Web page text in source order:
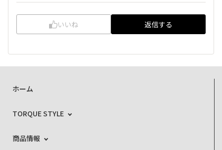
いいね 返信する
ホーム
TORQUE STYLE
商品情報